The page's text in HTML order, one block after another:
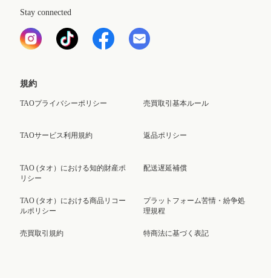
Stay connected
規約
TAOプライバシーポリシー
TAOサービス利用規約
TAO (タオ）における知的財産ポ
リシー
TAO (タオ）における商品リコー
ルポリシー
売買取引規約
売買取引基本ルール
返品ポリシー
配送遅延補償
プラットフォーム苦情・紛争処
理規程
特商法に基づく表記